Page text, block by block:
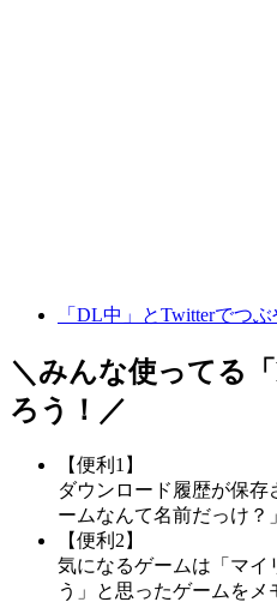
「DL中」とTwitterでつぶ
＼みんな使ってる「
ろう！／
【便利1】
ダウンロード履歴が保
ームなんて名前だっけ？
【便利2】
気になるゲームは「マイ
う」と思ったゲームをメ